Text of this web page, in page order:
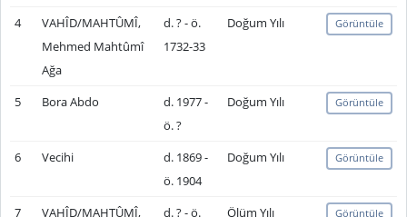
4
VAHÎD/MAHTÛMÎ,
Mehmed Mahtûmî
Ağa
d. ? - ö.
1732-33
Doğum Yılı Görüntüle
5 Bora Abdo
d. 1977 -
ö. ?
Doğum Yılı Görüntüle
6 Vecihi
d. 1869 -
ö. 1904
Doğum Yılı Görüntüle
7
VAHÎD/MAHTÛMÎ,
d. ? - ö.
Ölüm Yılı Görüntüle